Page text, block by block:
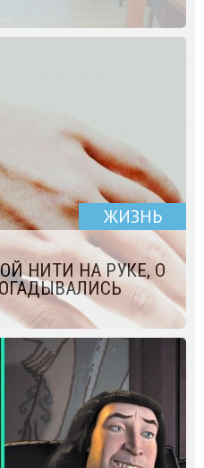
ЖИЗНЬ
НИТИ НА РУКЕ, О